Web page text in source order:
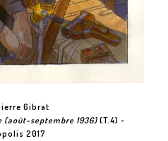
Gibrat
(août-septembre 1936) (T.4) -
2017